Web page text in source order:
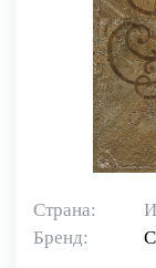
Страна:
Бренд: